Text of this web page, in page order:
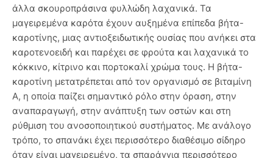
άλλα σκουροπράσινα φυλλώδη λαχανικά. Τα
μαγειρεμένα καρότα έχουν αυξημένα επίπεδα βήτα-
καροτίνης, μιας αντιοξειδωτικής ουσίας που ανήκει στα
καροτενοειδή και παρέχει σε φρούτα και λαχανικά το
κόκκινο, κίτρινο και πορτοκαλί χρώμα τους. Η βήτα-
καροτίνη μετατρέπεται από τον οργανισμό σε βιταμίνη
Α, η οποία παίζει σημαντικό ρόλο στην όραση, στην
αναπαραγωγή, στην ανάπτυξη των οστών και στη
ρύθμιση του ανοσοποιητικού συστήματος. Με ανάλογο
τρόπο, το σπανάκι έχει περισσότερο διαθέσιμο σίδηρο
όταν είναι μαγειρεμένο, τα σπαράγγια περισσότερο